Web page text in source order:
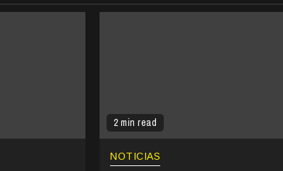
2 min read
NOTICIAS